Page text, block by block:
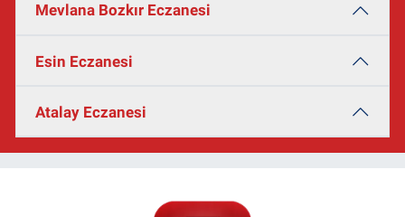
Mevlana Bozkır Eczanesi
Esin Eczanesi
Atalay Eczanesi